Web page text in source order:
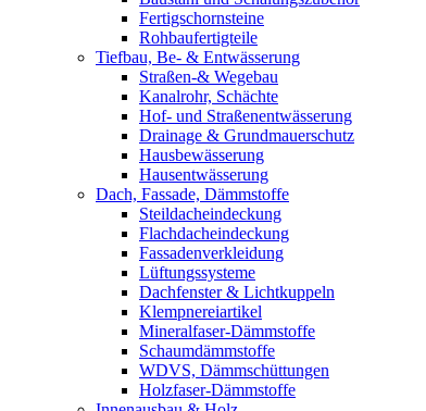
Fertigschornsteine
Rohbaufertigteile
Tiefbau, Be- & Entwässerung
Straßen-& Wegebau
Kanalrohr, Schächte
Hof- und Straßenentwässerung
Drainage & Grundmauerschutz
Hausbewässerung
Hausentwässerung
Dach, Fassade, Dämmstoffe
Steildacheindeckung
Flachdacheindeckung
Fassadenverkleidung
Lüftungssysteme
Dachfenster & Lichtkuppeln
Klempnereiartikel
Mineralfaser-Dämmstoffe
Schaumdämmstoffe
WDVS, Dämmschüttungen
Holzfaser-Dämmstoffe